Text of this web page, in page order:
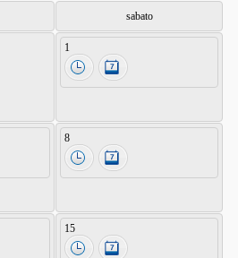
sabato
1
8
15